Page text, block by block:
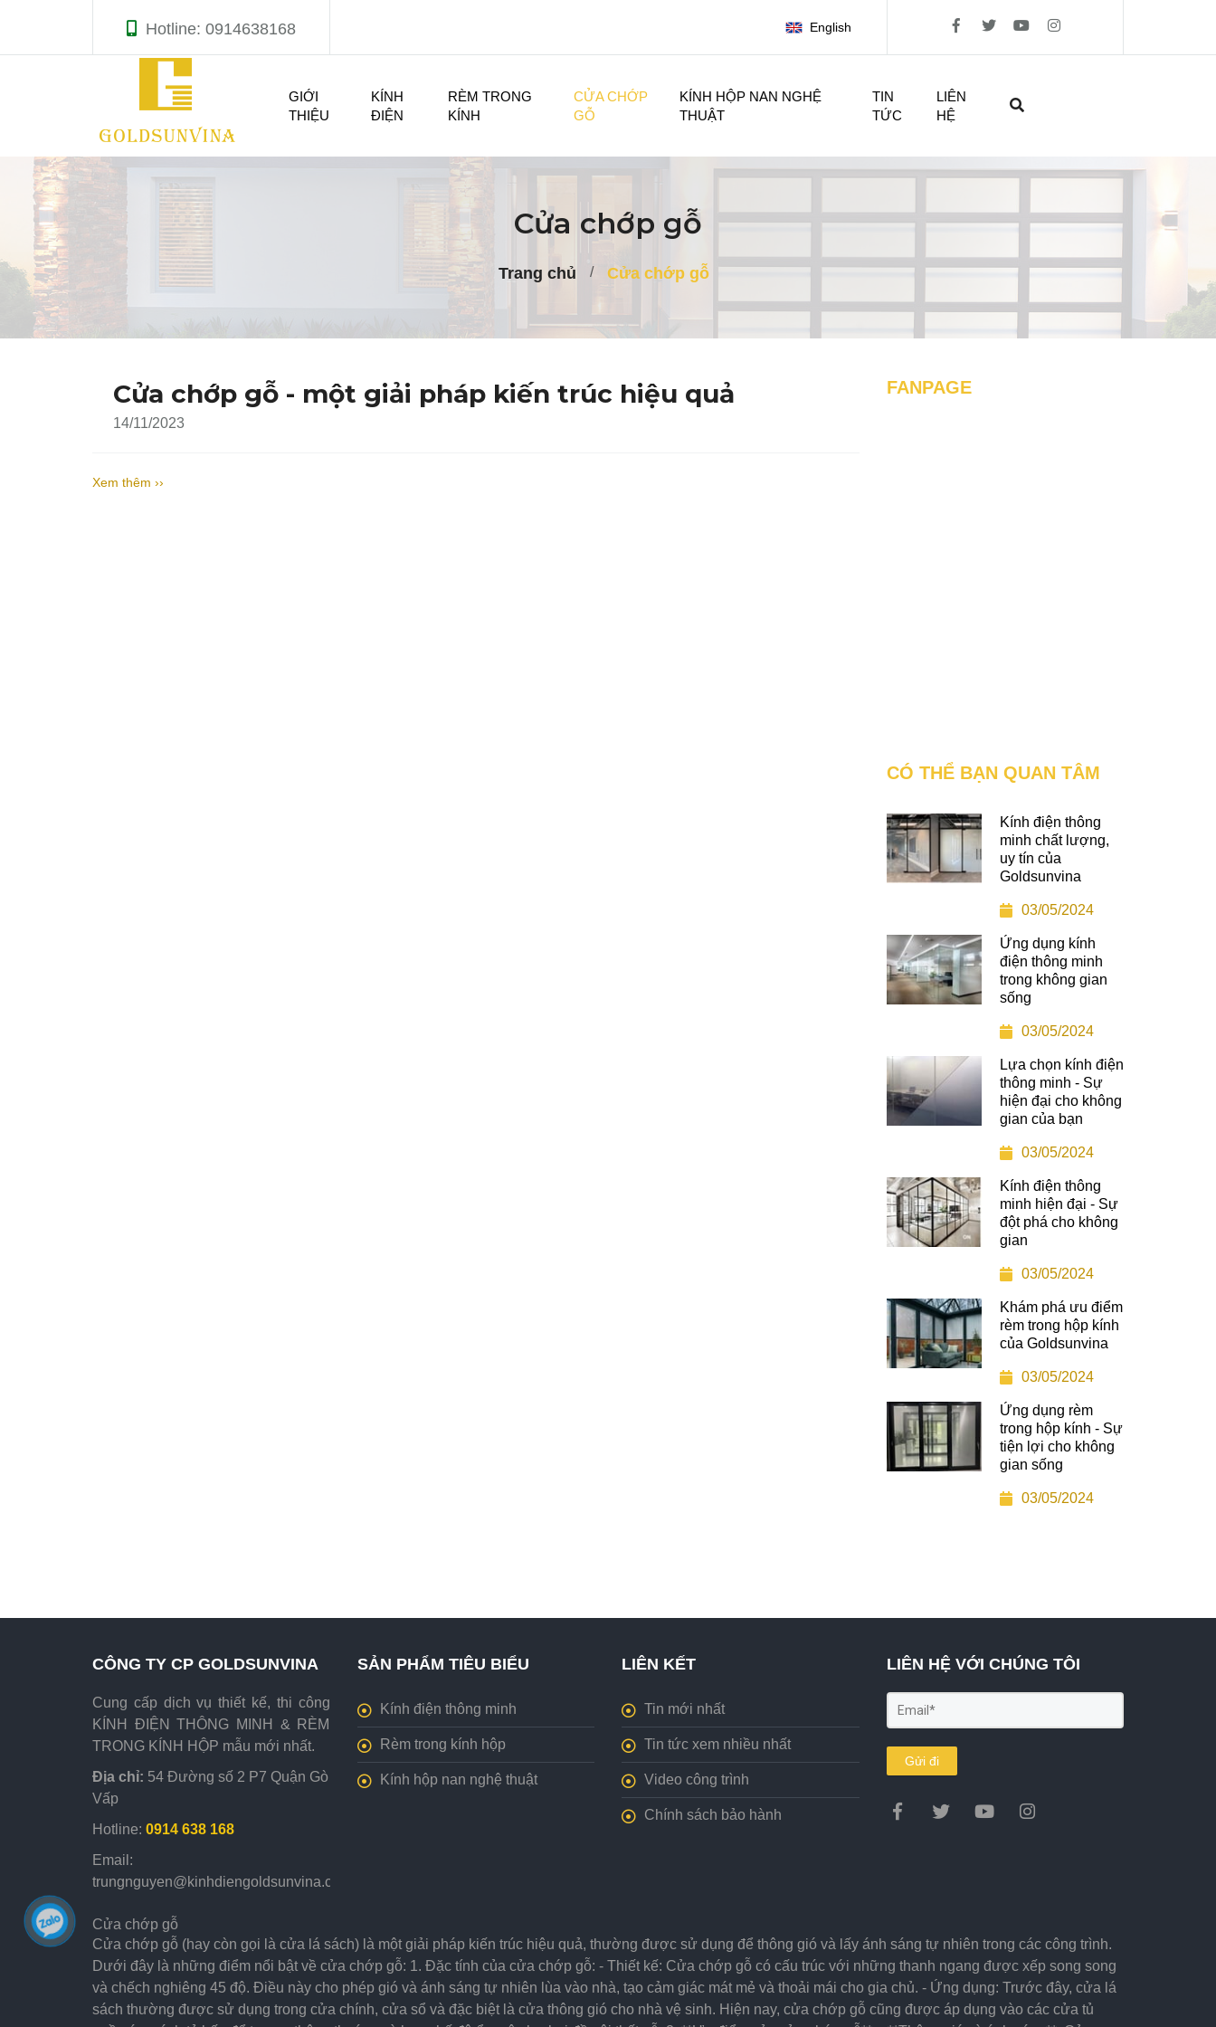
Cửa chớp gỗ
Cửa chớp gỗ (hay còn gọi là cửa lá sách) là một giải pháp kiến trúc hiệu quả, thường được sử dụng để thông gió và lấy ánh sáng tự nhiên trong các công trình.
Dưới đây là những điểm nổi bật về cửa chớp gỗ: 1. Đặc tính của cửa chớp gỗ: - Thiết kế: Cửa chớp gỗ có cấu trúc với những thanh ngang được xếp song song
và chếch nghiêng 45 độ. Điều này cho phép gió và ánh sáng tự nhiên lùa vào nhà, tạo cảm giác mát mẻ và thoải mái cho gia chủ. - Ứng dụng: Trước đây, cửa lá
sách thường được sử dụng trong cửa chính, cửa sổ và đặc biệt là cửa thông gió cho nhà vệ sinh. Hiện nay, cửa chớp gỗ cũng được áp dụng vào các cửa tủ
CÔNG TY CP GOLDSUNVINA
Cung cấp dịch vụ thiết kế, thi công
KÍNH ĐIỆN THÔNG MINH & RÈM
TRONG KÍNH HỘP mẫu mới nhất.
Địa chỉ: 54 Đường số 2 P7 Quận Gò
Vấp
Hotline: 0914 638 168
Email:
trungnguyen@kinhdiengoldsunvina.com
SẢN PHẨM TIÊU BIỂU
Kính điện thông minh
Rèm trong kính hộp
Kính hộp nan nghệ thuật
LIÊN KẾT
Tin mới nhất
Tin tức xem nhiều nhất
Video công trình
Chính sách bảo hành
LIÊN HỆ VỚI CHÚNG TÔI
Gửi đi
Cửa chớp gỗ
Trang chủ Cửa chớp gỗ
Cửa chớp gỗ - một giải pháp kiến trúc hiệu quả
14/11/2023
Xem thêm ››
FANPAGE
CÓ THỂ BẠN QUAN TÂM
Kính điện thông
minh chất lượng,
uy tín của
Goldsunvina
03/05/2024
Ứng dụng kính
điện thông minh
trong không gian
sống
03/05/2024
Lựa chọn kính điện
thông minh - Sự
hiện đại cho không
gian của bạn
03/05/2024
Kính điện thông
minh hiện đại - Sự
đột phá cho không
gian
03/05/2024
Khám phá ưu điểm
rèm trong hộp kính
của Goldsunvina
03/05/2024
Ứng dụng rèm
trong hộp kính - Sự
tiện lợi cho không
gian sống
03/05/2024
Hotline: 0914638168 English
GIỚI
THIỆU
KÍNH
ĐIỆN
RÈM TRONG
KÍNH
CỬA CHỚP
GỖ
KÍNH HỘP NAN NGHỆ
THUẬT
TIN
TỨC
LIÊN
HỆ